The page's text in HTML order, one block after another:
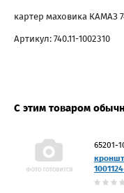
картер маховика КАМАЗ
Артикул: 740.11-1002310
С этим товаром
65201-